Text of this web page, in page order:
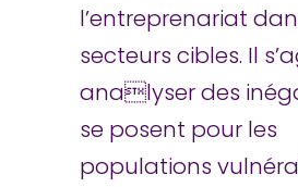
l’entreprenariat
secteurs cibles. Il
analyser des
se posent pour les
populations